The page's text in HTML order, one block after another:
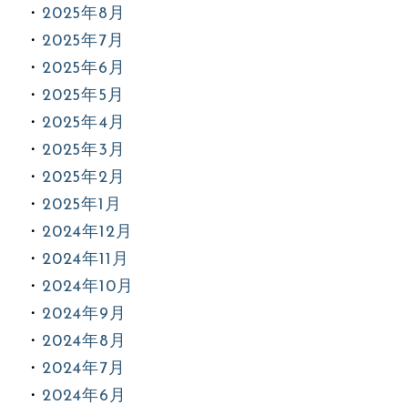
2025年8月
2025年7月
2025年6月
2025年5月
2025年4月
2025年3月
2025年2月
2025年1月
2024年12月
2024年11月
2024年10月
2024年9月
2024年8月
2024年7月
2024年6月